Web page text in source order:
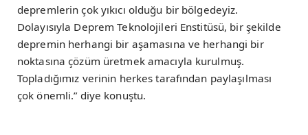
depremlerin çok yıkıcı olduğu bir bölgedeyiz.
Dolayısıyla Deprem Teknolojileri Enstitüsü, bir şekilde
depremin herhangi bir aşamasına ve herhangi bir
noktasına çözüm üretmek amacıyla kurulmuş.
Topladığımız verinin herkes tarafından paylaşılması
çok önemli.” diye konuştu.